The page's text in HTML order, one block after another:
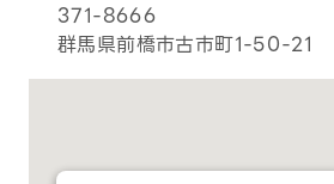
371-8666
群馬県前橋市古市町1-50-21